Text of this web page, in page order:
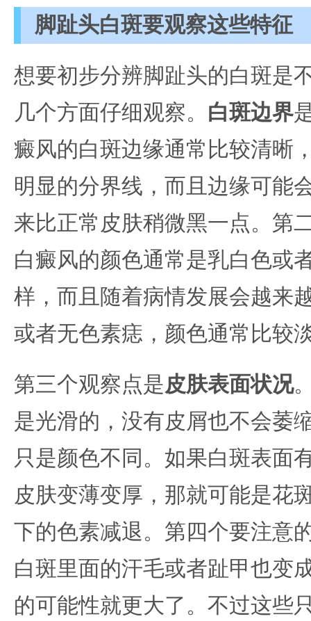
脚趾头白斑要观察这些特征
想要初步分辨脚趾头的白斑是
几个方面仔细观察。 白斑边界
癜风的白斑边缘通常比较清晰
明显的分界线，而且边缘可能
来比正常皮肤稍微黑一点。第
白癜风的颜色通常是乳白色或
样，而且随着病情发展会越来
或者无色素痣，颜色通常比较
第三个观察点是皮肤表面状况
是光滑的，没有皮屑也不会萎
只是颜色不同。如果白斑表面
皮肤变薄变厚，那就可能是花
下的色素减退。第四个要注意
白斑里面的汗毛或者趾甲也变
的可能性就更大了。不过这些